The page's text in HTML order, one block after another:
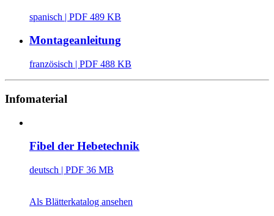
spanisch | PDF 489 KB
Montageanleitung
französisch | PDF 488 KB
Infomaterial
Fibel der Hebetechnik
deutsch | PDF 36 MB
Als Blätterkatalog ansehen